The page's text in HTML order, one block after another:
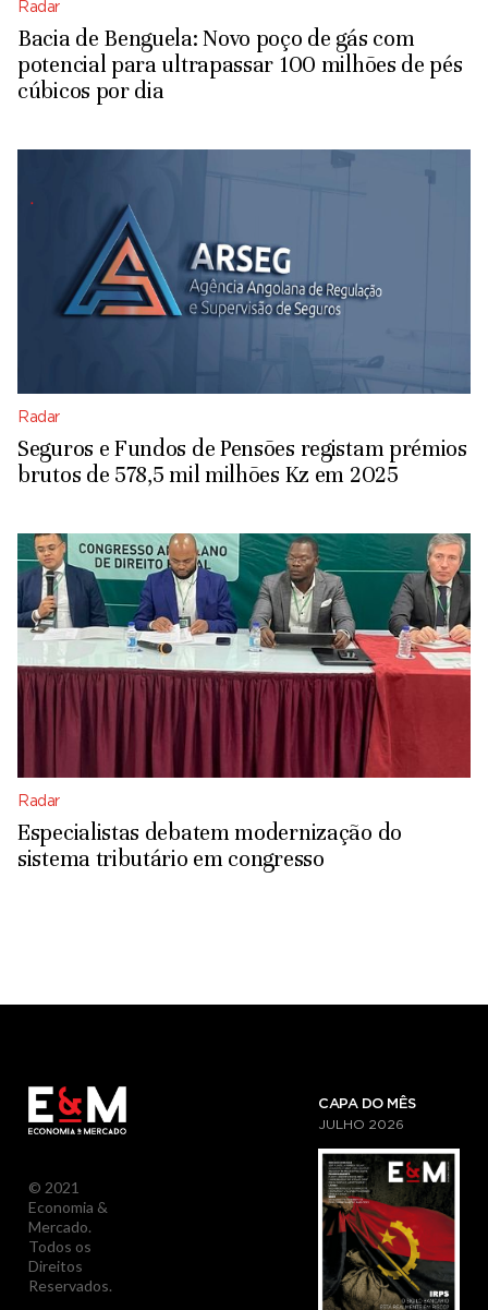
Radar
Bacia de Benguela: Novo poço de gás com
potencial para ultrapassar 100 milhões de pés
cúbicos por dia
Radar
Seguros e Fundos de Pensões registam prémios
brutos de 578,5 mil milhões Kz em 2025
Radar
Especialistas debatem modernização do
sistema tributário em congresso
© 2021
Economia &
Mercado.
Todos os
Direitos
Reservados.
CAPA DO MÊS
JULHO 2026